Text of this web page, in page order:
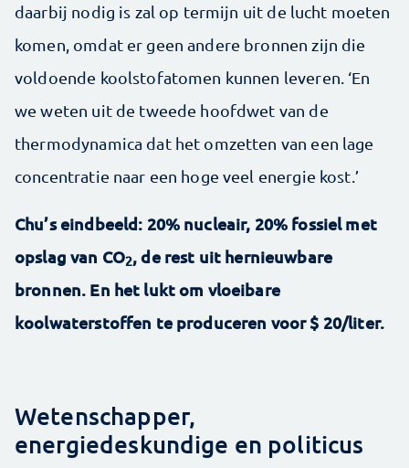
daarbij nodig is zal op termijn uit de lucht moeten
komen, omdat er geen andere bronnen zijn die
voldoende koolstofatomen kunnen leveren. ‘En
we weten uit de tweede hoofdwet van de
thermodynamica dat het omzetten van een lage
concentratie naar een hoge veel energie kost.’
Chu’s eindbeeld: 20% nucleair, 20% fossiel met
opslag van CO2, de rest uit hernieuwbare
bronnen. En het lukt om vloeibare
koolwaterstoffen te produceren voor $ 20/liter.
Wetenschapper,
energiedeskundige en politicus